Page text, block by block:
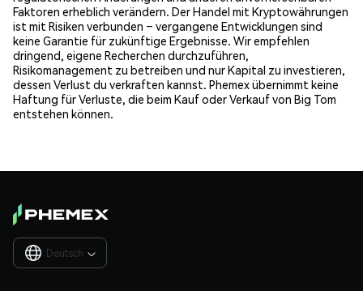
Faktoren erheblich verändern. Der Handel mit Kryptowährungen
ist mit Risiken verbunden – vergangene Entwicklungen sind
keine Garantie für zukünftige Ergebnisse. Wir empfehlen
dringend, eigene Recherchen durchzuführen,
Risikomanagement zu betreiben und nur Kapital zu investieren,
dessen Verlust du verkraften kannst. Phemex übernimmt keine
Haftung für Verluste, die beim Kauf oder Verkauf von Big Tom
entstehen können.
Deutsch 